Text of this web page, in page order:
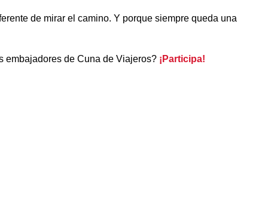
de mirar el camino. Y porque siempre queda una
embajadores de Cuna de Viajeros?¡Participa!